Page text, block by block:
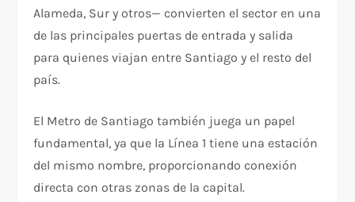
Alameda, Sur y otros— convierten el sector en una
de las principales puertas de entrada y salida
para quienes viajan entre Santiago y el resto del
país.
El Metro de Santiago también juega un papel
fundamental, ya que la Línea 1 tiene una estación
del mismo nombre, proporcionando conexión
directa con otras zonas de la capital.